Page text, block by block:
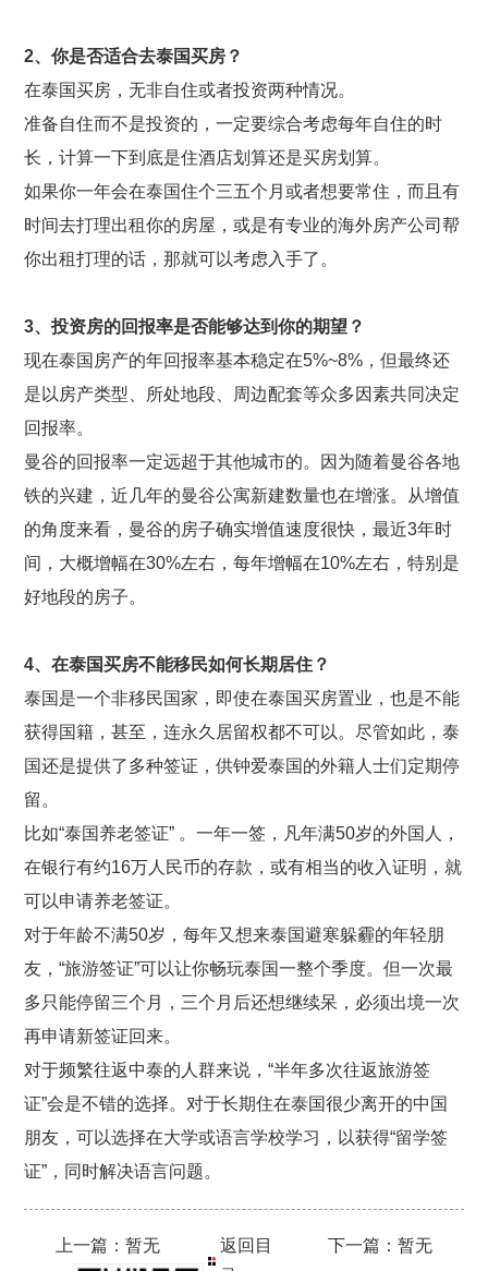
2、你是否适合去泰国买房？
在泰国买房，无非自住或者投资两种情况。
准备自住而不是投资的，一定要综合考虑每年自住的时
长，计算一下到底是住酒店划算还是买房划算。
如果你一年会在泰国住个三五个月或者想要常住，而且有
时间去打理出租你的房屋，或是有专业的海外房产公司帮
你出租打理的话，那就可以考虑入手了。
3、投资房的回报率是否能够达到你的期望？
现在泰国房产的年回报率基本稳定在5%~8%，但最终还
是以房产类型、所处地段、周边配套等众多因素共同决定
回报率。
曼谷的回报率一定远超于其他城市的。因为随着曼谷各地
铁的兴建，近几年的曼谷公寓新建数量也在增涨。从增值
的角度来看，曼谷的房子确实增值速度很快，最近3年时
间，大概增幅在30%左右，每年增幅在10%左右，特别是
好地段的房子。
4、在泰国买房不能移民如何长期居住？
泰国是一个非移民国家，即使在泰国买房置业，也是不能
获得国籍，甚至，连永久居留权都不可以。尽管如此，泰
国还是提供了多种签证，供钟爱泰国的外籍人士们定期停
留。
比如“泰国养老签证” 。一年一签，凡年满50岁的外国人，
在银行有约16万人民币的存款，或有相当的收入证明，就
可以申请养老签证。
对于年龄不满50岁，每年又想来泰国避寒躲霾的年轻朋
友，“旅游签证”可以让你畅玩泰国一整个季度。但一次最
多只能停留三个月，三个月后还想继续呆，必须出境一次
再申请新签证回来。
对于频繁往返中泰的人群来说，“半年多次往返旅游签
证”会是不错的选择。对于长期住在泰国很少离开的中国
朋友，可以选择在大学或语言学校学习，以获得“留学签
证”，同时解决语言问题。
上一篇：暂无
返回目
下一篇：暂无